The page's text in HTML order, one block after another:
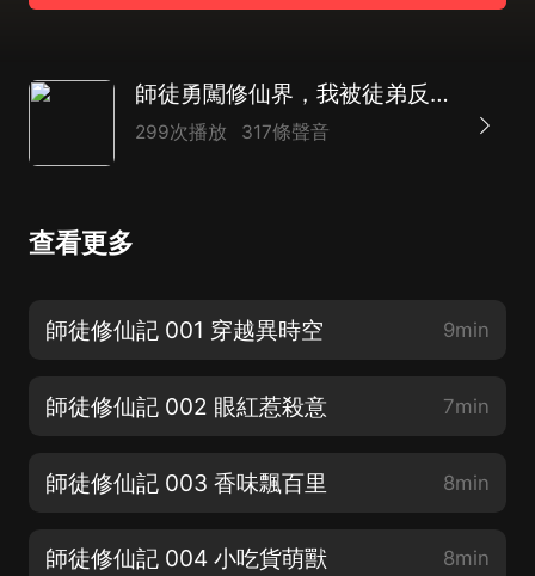
師徒勇闖修仙界，我被徒弟反撩了丨純愛雙男主丨甜寵養成系丨多播穿越劇
299次播放 317條聲音
查看更多
師徒修仙記 001 穿越異時空 9min
師徒修仙記 002 眼紅惹殺意 7min
師徒修仙記 003 香味飄百里 8min
師徒修仙記 004 小吃貨萌獸 8min